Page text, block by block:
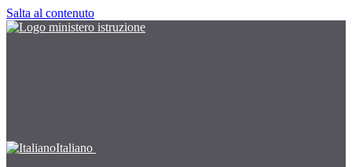
Salta al contenuto
Italiano